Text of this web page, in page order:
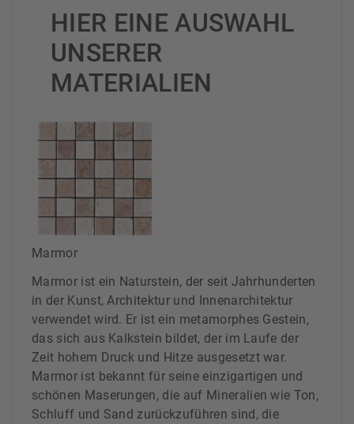
HIER EINE AUSWAHL
UNSERER
MATERIALIEN
Marmor
Marmor ist ein Naturstein, der seit Jahrhunderten
in der Kunst, Architektur und Innenarchitektur
verwendet wird. Er ist ein metamorphes Gestein,
das sich aus Kalkstein bildet, der im Laufe der
Zeit hohem Druck und Hitze ausgesetzt war.
Marmor ist bekannt für seine einzigartigen und
schönen Maserungen, die auf Mineralien wie Ton,
Schluff und Sand zurückzuführen sind, die